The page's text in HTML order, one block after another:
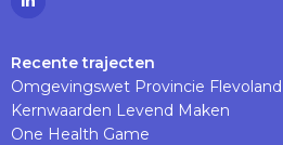
Ga
Linkedinpagina
Recente trajecten
Omgevingswet Provincie Flevoland
Kernwaarden Levend Maken
One Health Game